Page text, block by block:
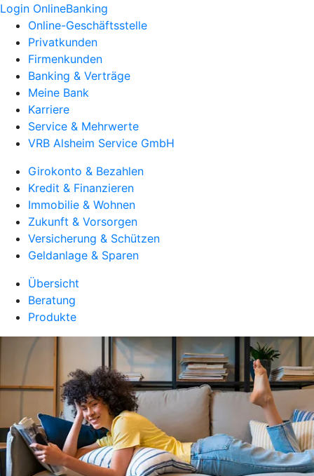
Login OnlineBanking
Online-Geschäftsstelle
Privatkunden
Firmenkunden
Banking & Verträge
Meine Bank
Karriere
Service & Mehrwerte
VRB Alsheim Service GmbH
Girokonto & Bezahlen
Kredit & Finanzieren
Immobilie & Wohnen
Zukunft & Vorsorgen
Versicherung & Schützen
Geldanlage & Sparen
Übersicht
Beratung
Produkte